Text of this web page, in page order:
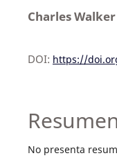
Charles Walker
DOI: https://
Resumen
No presenta